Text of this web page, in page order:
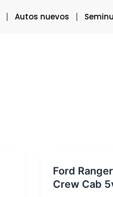
Autos nuevos
Ford
Crew Cab